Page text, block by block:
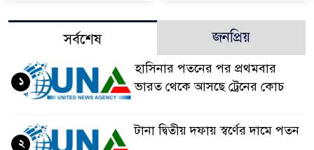
সর্বশেষ জনপ্রিয়
হাসিনার পতনের পর প্রথমবার
ভারত থেকে আসছে ট্রেনের কোচ
১
টানা দ্বিতীয় দফায় স্বর্ণের দামে পতন
২